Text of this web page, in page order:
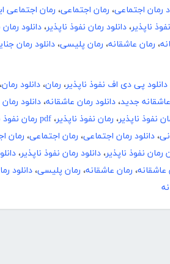
رمان اجتماعی، رمان اجتماعی، رمان اجتماعی
ناپذیر، دانلود رمان نفوذ ناپذیر، دانلود رمان
، رمان عاشقانه، رمان پلیسی، دانلود رمان
دانلود پی دی اف نفوذ ناپذیر، رمان، دانلود رمان،
عاشقانه جدید، دانلود رمان عاشقانه، دانلود رمان
نفوذ ناپذیر، رمان نفوذ ناپذیر، pdf رمان نفوذ ناپذیر کامل
، دانلود رمان اجتماعی، رمان اجتماعی، رمان
رمان نفوذ ناپذیر، دانلود رمان نفوذ ناپذیر،
عاشقانه، رمان عاشقانه، رمان پلیسی، دانلود